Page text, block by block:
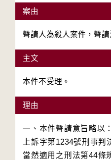
案由
聲請人為殺人案件，聲請
主文
本件不受理。
理由
一、本件聲請意旨略以
上訴字第1234號刑事
當然適用之刑法第44條